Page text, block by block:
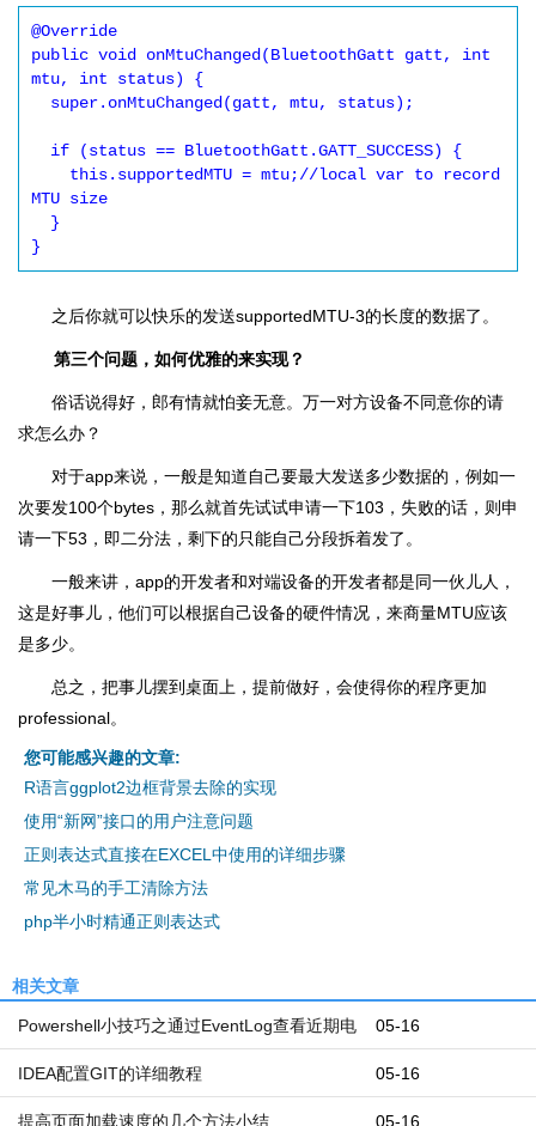
@Override
public void onMtuChanged(BluetoothGatt gatt, int
mtu, int status) {
MTU size
}
之后你就可以快乐的发送supportedMTU-3的长度的数据了。
第三个问题，如何优雅的来实现？
俗话说得好，郎有情就怕妾无意。万一对方设备不同意你的请
求怎么办？
对于app来说，一般是知道自己要最大发送多少数据的，例如一
次要发100个bytes，那么就首先试试申请一下103，失败的话，则申
请一下53，即二分法，剩下的只能自己分段拆着发了。
一般来讲，app的开发者和对端设备的开发者都是同一伙儿人，
这是好事儿，他们可以根据自己设备的硬件情况，来商量MTU应该
是多少。
总之，把事儿摆到桌面上，提前做好，会使得你的程序更加
professional。
您可能感兴趣的文章:
R语言ggplot2边框背景去除的实现
使用“新网”接口的用户注意问题
正则表达式直接在EXCEL中使用的详细步骤
常见木马的手工清除方法
php半小时精通正则表达式
相关文章
05-16
Powershell小技巧之通过EventLog查看近期电
脑开机和关机时间 05-16
IDEA配置GIT的详细教程
05-16
提高页面加载速度的几个方法小结